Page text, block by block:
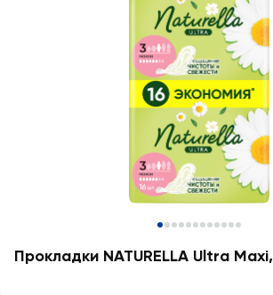
Прокладки NATURELLA Ultra Maxi,